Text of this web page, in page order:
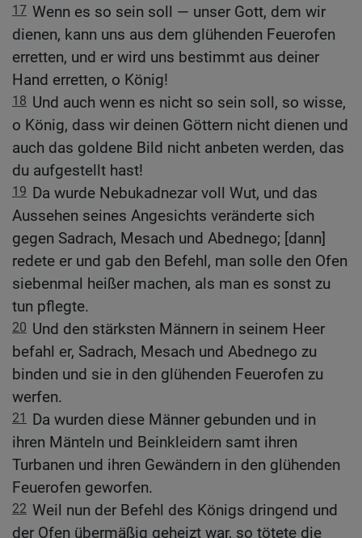
17 Wenn es so sein soll — unser Gott, dem wir
dienen, kann uns aus dem glühenden Feuerofen
erretten, und er wird uns bestimmt aus deiner
Hand erretten, o König!
18 Und auch wenn es nicht so sein soll, so wisse,
o König, dass wir deinen Göttern nicht dienen und
auch das goldene Bild nicht anbeten werden, das
du aufgestellt hast!
19 Da wurde Nebukadnezar voll Wut, und das
Aussehen seines Angesichts veränderte sich
gegen Sadrach, Mesach und Abednego; [dann]
redete er und gab den Befehl, man solle den Ofen
siebenmal heißer machen, als man es sonst zu
tun pflegte.
20 Und den stärksten Männern in seinem Heer
befahl er, Sadrach, Mesach und Abednego zu
binden und sie in den glühenden Feuerofen zu
werfen.
21
Da wurden diese Männer gebunden und in
ihren Mänteln und Beinkleidern samt ihren
Turbanen und ihren Gewändern in den glühenden
Feuerofen geworfen.
22 Weil nun der Befehl des Königs dringend und
der Ofen übermäßig geheizt war, so tötete die